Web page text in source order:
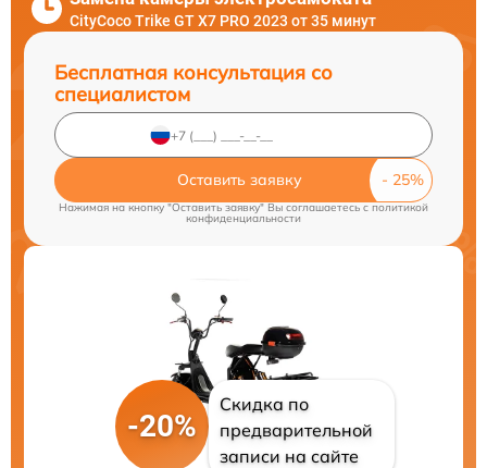
CityCoco Trike GT X7 PRO 2023 от 35 минут
Бесплатная консультация со
специалистом
Оставить заявку
Нажимая на кнопку "Оставить заявку" Вы соглашаетесь cполитикой
конфиденциальности
-20%
Скидка по
предварительной
записи на сайте